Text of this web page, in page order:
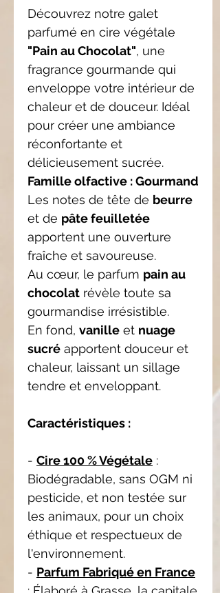
Découvrez notre galet
parfumé en cire végétale
"Pain au Chocolat", une
fragrance gourmande qui
enveloppe votre intérieur de
chaleur et de douceur. Idéal
pour créer une ambiance
réconfortante et
délicieusement sucrée.
Famille olfactive : Gourmand
Les notes de tête de beurre
et de pâte feuilletée
apportent une ouverture
fraîche et savoureuse.
Au cœur, le parfum pain au
chocolat révèle toute sa
gourmandise irrésistible.
En fond, vanille et nuage
sucré apportent douceur et
chaleur, laissant un sillage
tendre et enveloppant.
Caractéristiques :
- Cire 100 % Végétale :
Biodégradable, sans OGM ni
pesticide, et non testée sur
les animaux, pour un choix
éthique et respectueux de
l'environnement.
- Parfum Fabriqué en France